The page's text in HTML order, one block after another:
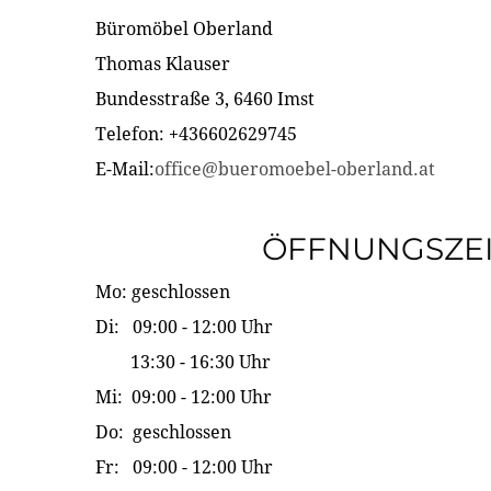
Büromöbel Oberland
Thomas Klauser
Bundesstraße 3, 6460 Imst
Telefon: +436602629745
E-Mail:office@bueromoebel-oberland.at
Mo: geschlossen
Di: 09:00 - 12:00 Uhr
13:30 - 16:30 Uhr
Mi: 09:00 - 12:00 Uhr
Do: geschlossen
Fr: 09:00 - 12:00 Uhr